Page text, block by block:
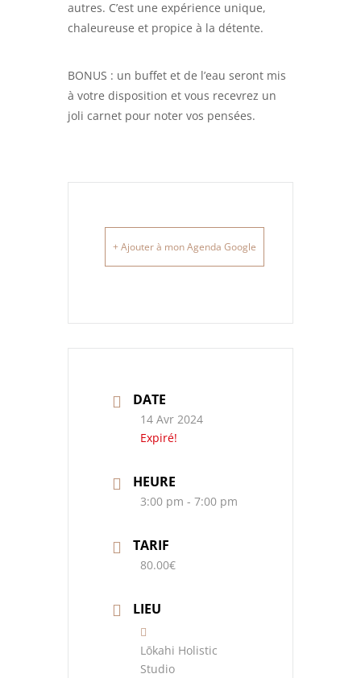
autres. C’est une expérience unique,
chaleureuse et propice à la détente.
BONUS : un buffet et de l’eau seront mis
à votre disposition et vous recevrez un
joli carnet pour noter vos pensées.
+ Ajouter à mon Agenda Google
DATE
14 Avr 2024
Expiré!
HEURE
3:00 pm - 7:00 pm
TARIF
80.00€
LIEU
Lōkahi Holistic
Studio